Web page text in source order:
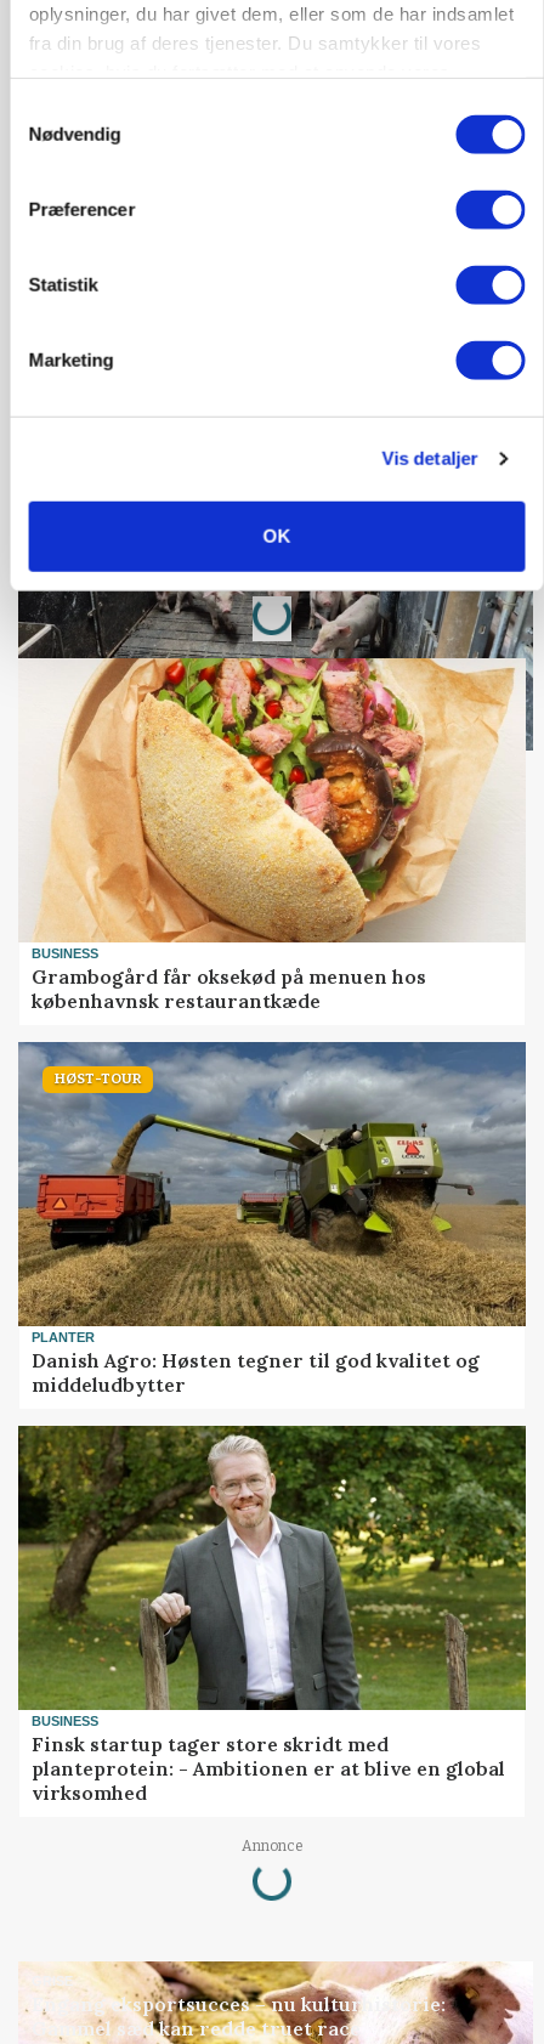
oplysninger, du har givet dem, eller som de har indsamlet
fra din brug af deres tjenester. Du samtykker til vores
Nødvendig
Præferencer
Statistik
Marketing
Vis detaljer
OK
Lave grisepriser og nye regler øger landbobanks
forsigtighed
Ny griseprognose kan give anledning til et nyt
Loading...
BUSINESS
Grambogård får oksekød på menuen hos
københavnsk restaurantkæde
HØST-TOUR
PLANTER
Danish Agro: Høsten tegner til god kvalitet og
middeludbytter
BUSINESS
Finsk startup tager store skridt med
planteprotein: - Ambitionen er at blive en global
virksomhed
Annonce
Loading...
GRISE
Engang eksportsucces – nu kulturhistorie:
Gammel sæd kan redde truet race